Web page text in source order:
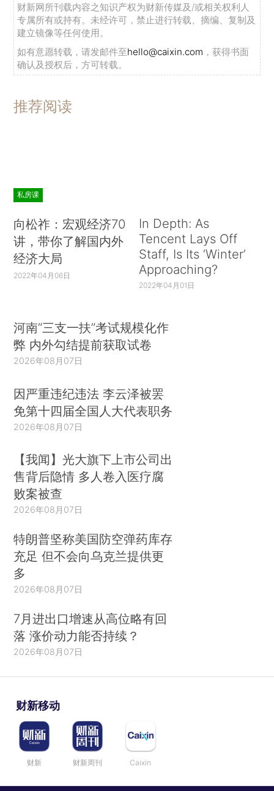
财新网所刊载内容之知识产权为财新传媒及/或相关权利人
专属所有或持有。未经许可，禁止进行转载、摘编、复制及
建立镜像等任何使用。
如有意愿转载，请发邮件至hello@caixin.com ，获得书面
确认及授权后，方可转载。
推荐阅读
私房课
向松祚：宏观经济70
讲，带你了解国内外
经济大局
2022年04月06日
In Depth: As
Tencent Lays Off
Staff, Is Its ‘Winter’
Approaching?
2022年04月01日
河南“三支一扶”考试规模化作
弊 内外勾结提前获取试卷
2026年08月07日
因严重违纪违法 李云泽被罢
免第十四届全国人大代表职务
2026年08月07日
【我闻】光大旗下上市公司出
售背后隐情 多人卷入医疗腐
败案被查
2026年08月07日
特朗普坚称美国防空弹药库存
充足 但不会向乌克兰提供更
多
2026年08月07日
7月进出口增速从高位略有回
落 涨价动力能否持续？
2026年08月07日
财新移动
财新 财新周刊 Caixin